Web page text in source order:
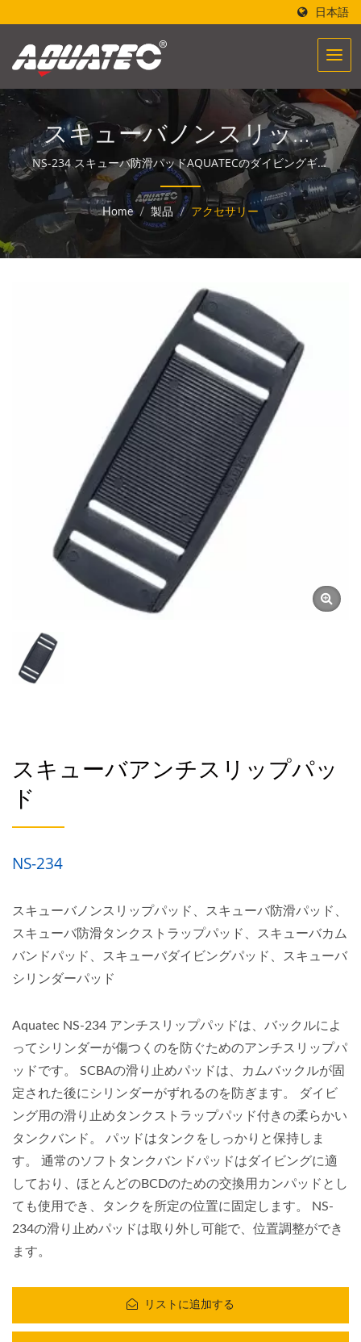
日本語
スキューバノンスリップ
パッド、スキューバ防滑パ
ッド、スキューバ防滑タン
クストラップパッド、ス
キューバカムバンドパッ
ド、スキューバダイビン
グパッド、スキューバシ
リンダーパッド | ダイブ
ゲージ | 水中コンパス製造
業者 | SCUBA AQUATEC
NS-234 スキューバ防滑パッドAQUATECのダイビングギア
は、人々が海と出会い、コミュニケーションを取る力を生
み出します。
Home / 製品 / アクセサリー
スキューバアンチスリップパッ
ド
NS-234
スキューバノンスリップパッド、スキューバ防滑パッド、
スキューバ防滑タンクストラップパッド、スキューバカム
バンドパッド、スキューバダイビングパッド、スキューバ
シリンダーパッド
Aquatec NS-234 アンチスリップパッドは、バックルによ
ってシリンダーが傷つくのを防ぐためのアンチスリップパ
ッドです。 SCBAの滑り止めパッドは、カムバックルが固
定された後にシリンダーがずれるのを防ぎます。 ダイビ
ング用の滑り止めタンクストラップパッド付きの柔らかい
タンクバンド。 パッドはタンクをしっかりと保持しま
す。 通常のソフトタンクバンドパッドはダイビングに適
しており、ほとんどのBCDのための交換用カンパッドとし
ても使用でき、タンクを所定の位置に固定します。 NS-
234の滑り止めパッドは取り外し可能で、位置調整ができ
ます。
リストに追加する